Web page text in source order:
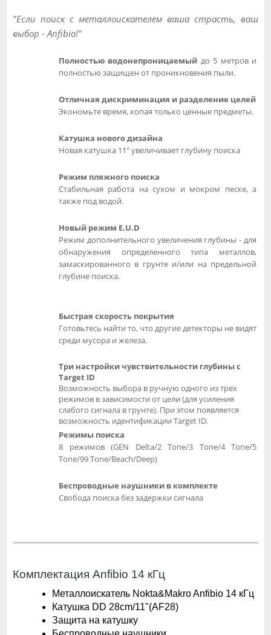
"Если поиск с металлоискателем ваша страсть, ваш
выбор - Anfibio!"
Полностью водонепроницаемый до 5 метров и
полностью защищен от проникновения пыли.
Отличная дискриминация и разделение целей
Экономьте время, копая только ценные предметы.
Катушка нового дизайна
Новая катушка 11" увеличивает глубину поиска
Режим пляжного поиска
Стабильная работа на сухом и мокром песке, а
также под водой.
Новый режим E.U.D
Режим дополнительного увеличения глубины - для
обнаружения определенного типа металлов,
замаскированного в грунте и/или на предельной
глубине поиска.
Быстрая скорость покрытия
Готовьтесь найти то, что другие детекторы не видят
среди мусора и железа.
Три настройки чувствительности глубины с
Target ID
Возможность выбора в ручную одного из трех
режимов в зависимости от цели (для усиления
слабого сигнала в грунте). При этом появляется
возможность идентификации Target ID.
Режимы поиска
8 режимов (GEN Delta/2 Tone/3 Tone/4 Tone/5
Tone/99 Tone/Beach/Deep)
Беспроводные наушники в комплекте
Свобода поиска без задержки сигнала
Комплектация Anfibio 14 кГц
Металлоискатель Nokta&Makro Anfibio 14 кГц
Катушка DD 28cm/11"(AF28)
Защита на катушку